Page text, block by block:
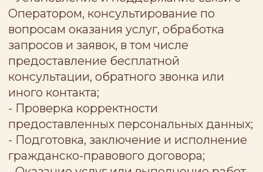
использование, передачу
(предоставление, доступ),
обезличивание, блокирование,
удаление, уничтожение персональных
данных с использованием и без
использования средств автоматизации.
5. Настоящим, я подтверждаю, что:
передача персональных данных может
осуществляться Оператором в объеме,
необходимом для получения субъектом
персональных данных доступа к сайту,
его содержанию и/или его Сервису,
следующим третьим лицам:
- ООО "УАЙКЛАЕНТС", ОГРН